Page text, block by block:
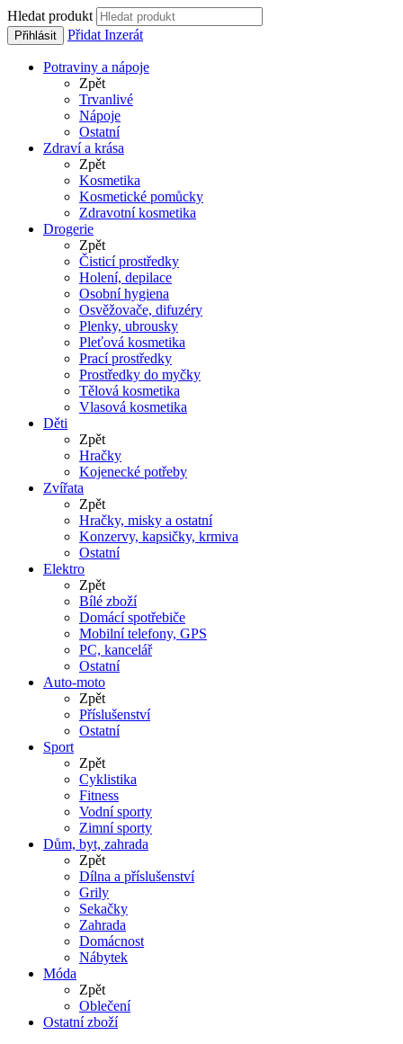
Hledat produkt
Přihlásit Přidat Inzerát
Potraviny a nápoje
Zpět
Trvanlivé
Nápoje
Ostatní
Zdraví a krása
Zpět
Kosmetika
Kosmetické pomůcky
Zdravotní kosmetika
Drogerie
Zpět
Čisticí prostředky
Holení, depilace
Osobní hygiena
Osvěžovače, difuzéry
Plenky, ubrousky
Pleťová kosmetika
Prací prostředky
Prostředky do myčky
Tělová kosmetika
Vlasová kosmetika
Děti
Zpět
Hračky
Kojenecké potřeby
Zvířata
Zpět
Hračky, misky a ostatní
Konzervy, kapsičky, krmiva
Ostatní
Elektro
Zpět
Bílé zboží
Domácí spotřebiče
Mobilní telefony, GPS
PC, kancelář
Ostatní
Auto-moto
Zpět
Příslušenství
Ostatní
Sport
Zpět
Cyklistika
Fitness
Vodní sporty
Zimní sporty
Dům, byt, zahrada
Zpět
Dílna a příslušenství
Grily
Sekačky
Zahrada
Domácnost
Nábytek
Móda
Zpět
Oblečení
Ostatní zboží